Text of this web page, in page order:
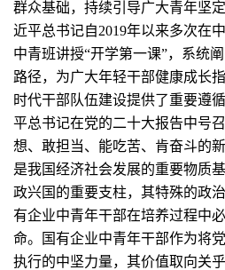
群众基础，持续引导广大青年坚
近平总书记自2019年以来多次在
中青班讲授“开学第一课”，系统
路径，为广大年轻干部健康成长
时代干部队伍建设提供了重要遵
平总书记在党的二十大报告中号
想、敢担当、能吃苦、肯奋斗的
是我国经济社会发展的重要物质
政兴国的重要支柱，其特殊的政
有企业中青年干部在培养过程中
命。国有企业中青年干部作为将
执行的中坚力量，其价值取向关